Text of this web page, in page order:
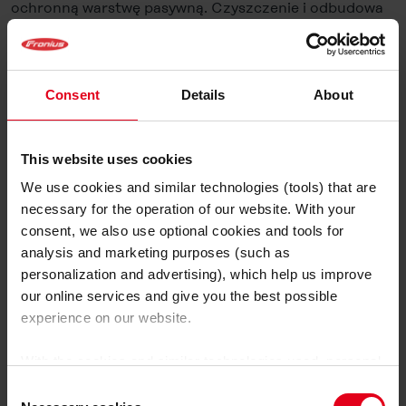
Consent Details About
This website uses cookies
We use cookies and similar technologies (tools) that are
necessary for the operation of our website. With your
consent, we also use optional cookies and tools for
analysis and marketing purposes (such as
personalization and advertising), which help us improve
our online services and give you the best possible
experience on our website.
ochronną warstwę pasywną. Czyszczenie i odbudowa
warstwy pasywnej — pasywacja — dokonują się zatem
w trakcie tego samego kroku roboczego. Inaczej niż w
przypadku wytrawiania czy mechanicznego
czyszczenia spoiny nie jest konieczne czekanie, aż
warstwa pasywna powoli utworzy się sama.
Proces czyszczenia elektrochemicznego spoin TIG
także w filmie o nowym urządzeniu do czyszczenia
spoin MagicCleaner 150 lub 300 (wkleić oba filmy):